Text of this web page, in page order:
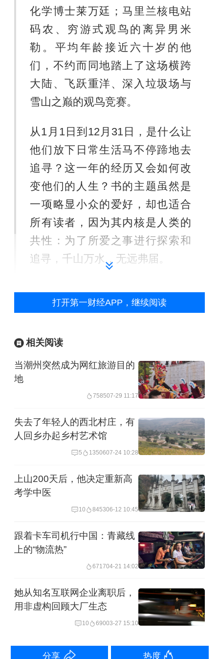
化学博士莱万廷；马里兰核电站
码农、穷游式观鸟的离异男米
勒。平均年龄接近六十岁的他
们，不约而同地踏上了这场横跨
大陆、飞跃重洋、深入垃圾场与
雪山之巅的观鸟竞赛。
从1月1日到12月31日，是什么让
他们放下日常生活马不停蹄地去
追寻？这一年的经历又会如何改
变他们的人生？书的主题虽然是
一项略显小众的爱好，却也适合
所有读者，因为其内核是人类的
共性：为了所爱之事进行探索和
追寻，千山万水，无远弗届。
中部分篇章，以飨读者。
1998年1月1日
桑迪·科米托（Sandy Komi
to）
桑迪·科米托准备好了。新年第一天，日
加莱斯市一家通宵营业的丹尼连锁餐厅
里，点了火腿煎蛋，凝视着窗外的一片
他认识的一些同龄男人，有的渴望换个
新老婆，有的想着买辆保时捷，甚至游
艇。科米托对这些都没兴趣。
他只想观鸟。
未来一年里，他将全身心投入唯一的目
打开第一财经APP，继续阅读
相关阅读
当潮州突然成为网红旅游目的
地
758507-29 11:17
失去了年轻人的西北村庄，有
人回乡办起乡村艺术馆
5 1350607-24 10:28
上山200天后，他决定重新高
考学中医
10 845306-12 10:45
跟着卡车司机行中国：青藏线
上的“物流热”
671704-21 14:02
她从知名互联网企业离职后，
用非虚构回顾大厂生态
10 69003-27 15:10
分享 热度